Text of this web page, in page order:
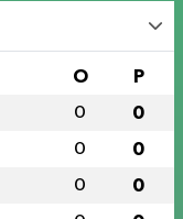
O P
0 0
0 0
0 0